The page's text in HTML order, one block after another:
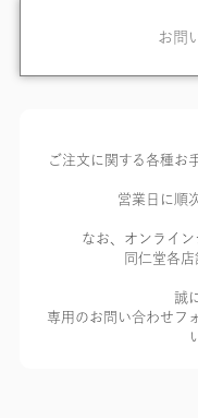
お問
ご注文に関する各種お
営業日に順
なお、オンライ
同仁堂各
誠
専用のお問い合わせフ